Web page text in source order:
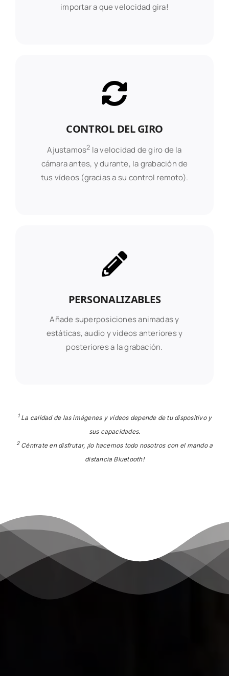
importar a que velocidad gira!
CONTROL DEL GIRO
Ajustamos2 la velocidad de giro de la
cámara antes, y durante, la grabación de
tus vídeos (gracias a su control remoto).
PERSONALIZABLES
Añade superposiciones animadas y
estáticas, audio y vídeos anteriores y
posteriores a la grabación.
1La calidad de las imágenes y vídeos depende de tu dispositivo y
sus capacidades.
2Céntrate en disfrutar, ¡lo hacemos todo nosotros con el mando a
distancia Bluetooth!